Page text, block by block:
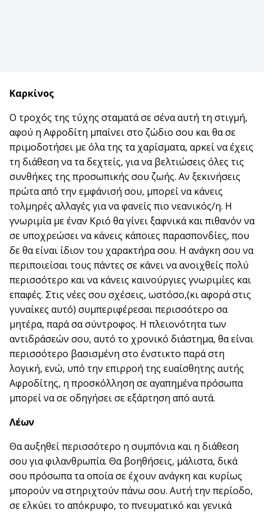
Καρκίνος
Ο τροχός της τύχης σταματά σε σένα αυτή τη στιγμή,
αφού η Αφροδίτη μπαίνει στο ζώδιο σου και θα σε
πριμοδοτήσει με όλα της τα χαρίσματα, αρκεί να έχεις
τη διάθεση να τα δεχτείς, για να βελτιώσεις όλες τις
συνθήκες της προσωπικής σου ζωής. Αν ξεκινήσεις
πρώτα από την εμφάνισή σου, μπορεί να κάνεις
τολμηρές αλλαγές για να φανείς πιο νεανικός/η. Η
γνωριμία με έναν Κριό θα γίνει ξαφνικά και πιθανόν να
σε υποχρεώσει να κάνεις κάποιες παρασπονδίες, που
δε θα είναι ίδιον του χαρακτήρα σου. Η ανάγκη σου να
περιποιείσαι τους πάντες σε κάνει να ανοιχθείς πολύ
περισσότερο και να κάνεις καινούργιες γνωριμίες και
επαφές. Στις νέες σου σχέσεις, ωστόσο,(κι αφορά στις
γυναίκες αυτό) συμπεριφέρεσαι περισσότερο σα
μητέρα, παρά σα σύντροφος. Η πλειονότητα των
αντιδράσεών σου, αυτό το χρονικό διάστημα, θα είναι
περισσότερο βασισμένη στο ένστικτο παρά στη
λογική, ενώ, υπό την επιρροή της ευαίσθητης αυτής
Αφροδίτης, η προσκόλληση σε αγαπημένα πρόσωπα
μπορεί να σε οδηγήσει σε εξάρτηση από αυτά.
Λέων
Θα αυξηθεί περισσότερο η συμπόνια και η διάθεση
σου για φιλανθρωπία. Θα βοηθήσεις, μάλιστα, δικά
σου πρόσωπα τα οποία σε έχουν ανάγκη και κυρίως
μπορούν να στηριχτούν πάνω σου. Αυτή την περίοδο,
σε ελκύει το απόκρυφο, το πνευματικό και γενικά